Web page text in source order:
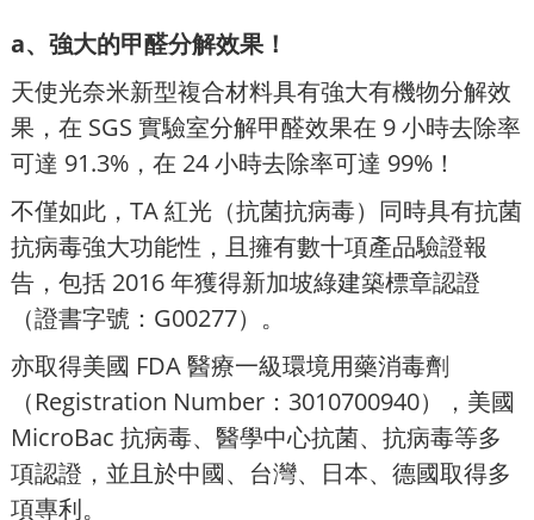
a、強大的甲醛分解效果！
天使光奈米新型複合材料具有強大有機物分解效
果，在 SGS 實驗室分解甲醛效果在 9 小時去除率
可達 91.3%，在 24 小時去除率可達 99%！
不僅如此，TA 紅光（抗菌抗病毒）同時具有抗菌
抗病毒強大功能性，且擁有數十項產品驗證報
告，包括 2016 年獲得新加坡綠建築標章認證
（證書字號：G00277）。
亦取得美國 FDA 醫療一級環境用藥消毒劑
（Registration Number：3010700940），美國
MicroBac 抗病毒、醫學中心抗菌、抗病毒等多
項認證，並且於中國、台灣、日本、德國取得多
項專利。